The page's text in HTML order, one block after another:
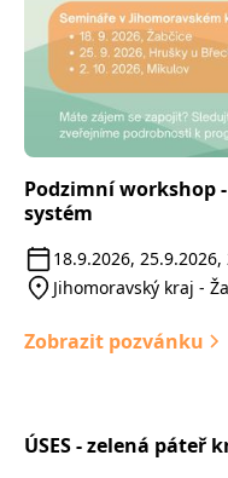
Podzimní workshop
systém
18.9.2026, 25.9.2026,
Jihomoravský kraj -
Zobrazit pozvánku
Semináře a
ÚSES - zelená páteř